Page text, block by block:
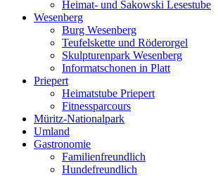
Heimat- und Sakowski Lesestube
Wesenberg
Burg Wesenberg
Teufelskette und Röderorgel
Skulpturenpark Wesenberg
Informatschonen in Platt
Priepert
Heimatstube Priepert
Fitnessparcours
Müritz-Nationalpark
Umland
Gastronomie
Familienfreundlich
Hundefreundlich